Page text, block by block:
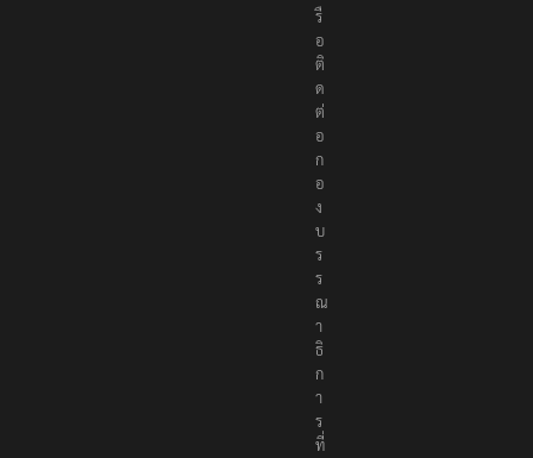
รื
อ
ติ
ด
ต่
อ
ก
อ
ง
บ
ร
ร
ณ
า
ธิ
ก
า
ร
ที่